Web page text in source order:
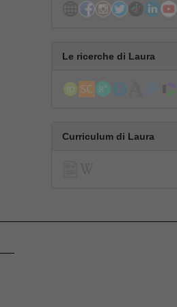
Le ricerche di Laura
Curriculum di Laura